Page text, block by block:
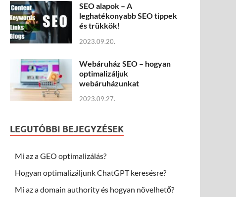
SEO alapok – A
leghatékonyabb SEO tippek
és trükkök!
2023.09.20.
Webáruház SEO – hogyan
optimalizáljuk
webáruházunkat
2023.09.27.
LEGUTÓBBI BEJEGYZÉSEK
Mi az a GEO optimalizálás?
Hogyan optimalizáljunk ChatGPT keresésre?
Mi az a domain authority és hogyan növelhető?